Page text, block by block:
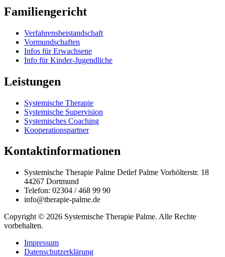
Familiengericht
Verfahrensbeistandschaft
Vormundschaften
Infos für Erwachsene
Info für Kinder-Jugendliche
Leistungen
Systemische Therapie
Systemische Supervision
Systemisches Coaching
Kooperationspartner
Kontaktinformationen
Systemische Therapie Palme Detlef Palme Vorhölterstr. 18
44267 Dortmund
Telefon: 02304 / 468 99 90
info@therapie-palme.de
Copyright © 2026 Systemische Therapie Palme. Alle Rechte
vorbehalten.
Impressum
Datenschutzerklärung